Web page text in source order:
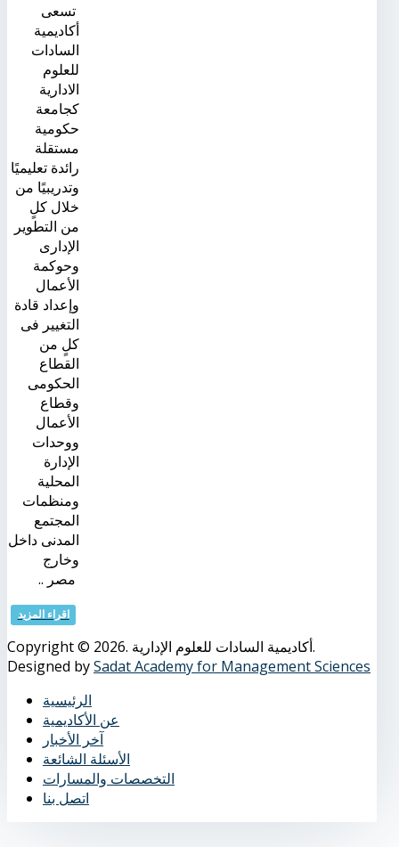
تسعى
أكاديمية
السادات
للعلوم
الادارية
كجامعة
حكومية
مستقلة
رائدة تعليميًا
وتدريبيًا من
خلال كلٍ
من التطوير
الإدارى
وحوكمة
الأعمال
وإعداد قادة
التغيير فى
كلٍ من
القطاع
الحكومى
وقطاع
الأعمال
ووحدات
الإدارة
المحلية
ومنظمات
المجتمع
المدنى داخل
وخارج
مصر ..
اقراء المزيد
Copyright © 2026. أكاديمية السادات للعلوم الإدارية.
Designed bySadat Academy for Management Sciences
الرئيسية
عن الأكاديمية
آخر الأخبار
الأسئلة الشائعة
التخصصات والمسارات
اتصل بنا